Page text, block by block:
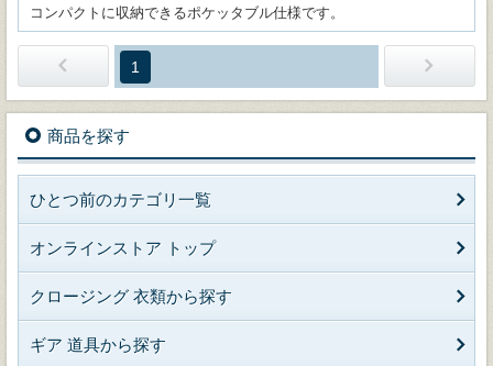
コンパクトに収納できるポケッタブル仕様です。
1
商品を探す
ひとつ前のカテゴリ一覧
オンラインストア トップ
クロージング 衣類から探す
ギア 道具から探す